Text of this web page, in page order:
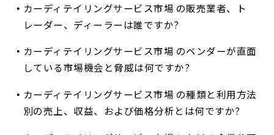
カーディテイリングサービス市場 の販売業者、ト
レーダー、ディーラーは誰ですか?
カーディテイリングサービス市場 のベンダーが直面
している市場機会と脅威は何ですか?
カーディテイリングサービス市場 の種類と利用方法
別の売上、収益、および価格分析とは何ですか?